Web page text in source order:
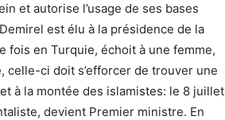
et autorise l’usage de ses bases
est élu à la présidence de la
fois en Turquie, échoit à une femme,
celle-ci doit s’efforcer de trouver une
à la montée des islamistes: le 8 juillet
devient Premier ministre. En